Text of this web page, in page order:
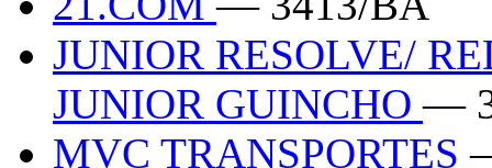
JUNIOR RESOLVE/
JUNIOR GUINCHO—
MVC TRANSPORTES